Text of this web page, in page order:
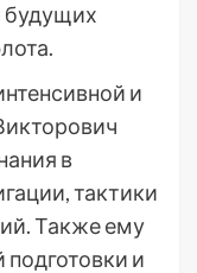
будущих
и
в
тактики
Также ему
и